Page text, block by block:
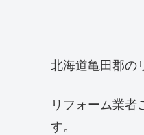
北海道亀田郡の
リフォーム業者
す。